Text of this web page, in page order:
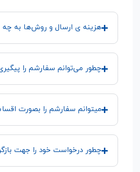
هزینه ی ارسال و روش‌ها به
چطور می‌توانم سفارشم را
میتوانم سفارشم را بصورت
چطور درخواست خود را جهت